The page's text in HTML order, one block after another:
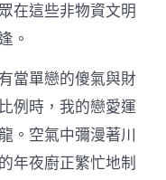
在這些非物資文明
。
當單戀的傻氣與財
例時，我的戀愛運
。空氣中彌漫著川
年夜廚正繁忙地制